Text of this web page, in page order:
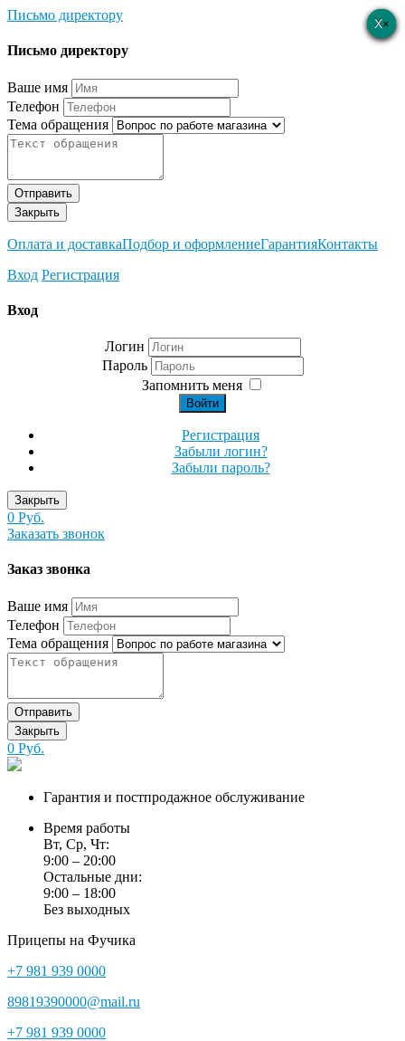
Письмо директору
×
Письмо директору
Ваше имя
Телефон
Тема обращения
Отправить
Закрыть
Оплата и доставкаПодбор и оформлениеГарантияКонтакты
Вход Регистрация
×
Вход
Логин
Пароль
Запомнить меня
Войти
Регистрация
Забыли логин?
Забыли пароль?
Закрыть
0 Руб.
Заказать звонок
×
Заказ звонка
Ваше имя
Телефон
Тема обращения
Отправить
Закрыть
0 Руб.
Гарантия и постпродажное обслуживание
Время работы
Вт, Ср, Чт:
9:00 – 20:00
Остальные дни:
9:00 – 18:00
Без выходных
Прицепы на Фучика
+7 981 939 0000
89819390000@mail.ru
+7 981 939 0000
×
×